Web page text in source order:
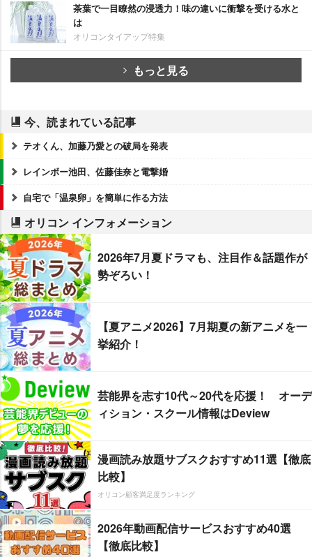
茶葉で一目瞭然の浸透力！味の違いに衝撃を受ける水と
は
オリコンタイアップ特集
もっと見る
今、読まれている記事
テオくん、加藤乃愛との破局を発表
レインボー池田、佐藤佳奈と電撃婚
自宅で「温泉卵」を簡単に作る方法
オリコン インフォメーション
2026年7月夏ドラマも、注目作＆話題作が
勢ぞろい！
【夏アニメ2026】7月期夏の新アニメを一
挙紹介！
芸能界を志す10代～20代を応援！ オーデ
ィション・スクール情報はDeview
漫画読み放題サブスクおすすめ11選【徹底
比較】
オリコン顧客満足度ランキング
2026年動画配信サービスおすすめ40選
【徹底比較】